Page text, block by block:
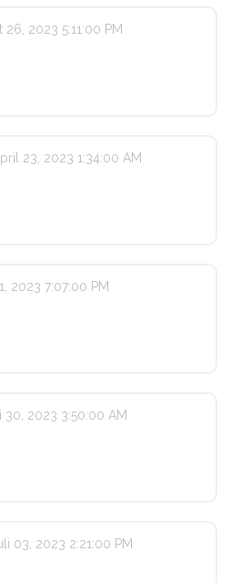
26, 2023 5:11:00 PM
23, 2023 1:34:00 AM
2023 7:07:00 PM
30, 2023 3:50:00 AM
03, 2023 2:21:00 PM